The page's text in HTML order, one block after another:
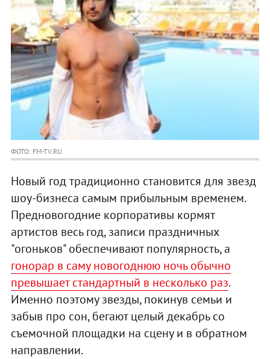
ФОТО: FM-TV.RU
Новый год традиционно становится для звезд
шоу-бизнеса самым прибыльным временем.
Предновогодние корпоративы кормят
артистов весь год, записи праздничных
"огоньков" обеспечивают популярность, а
гонорар в саму новогоднюю ночь обычно
превышает стандартный в несколько раз.
Именно поэтому звезды, покинув семьи и
забыв про сон, бегают целый декабрь со
съемочной площадки на сцену и в обратном
направлении.